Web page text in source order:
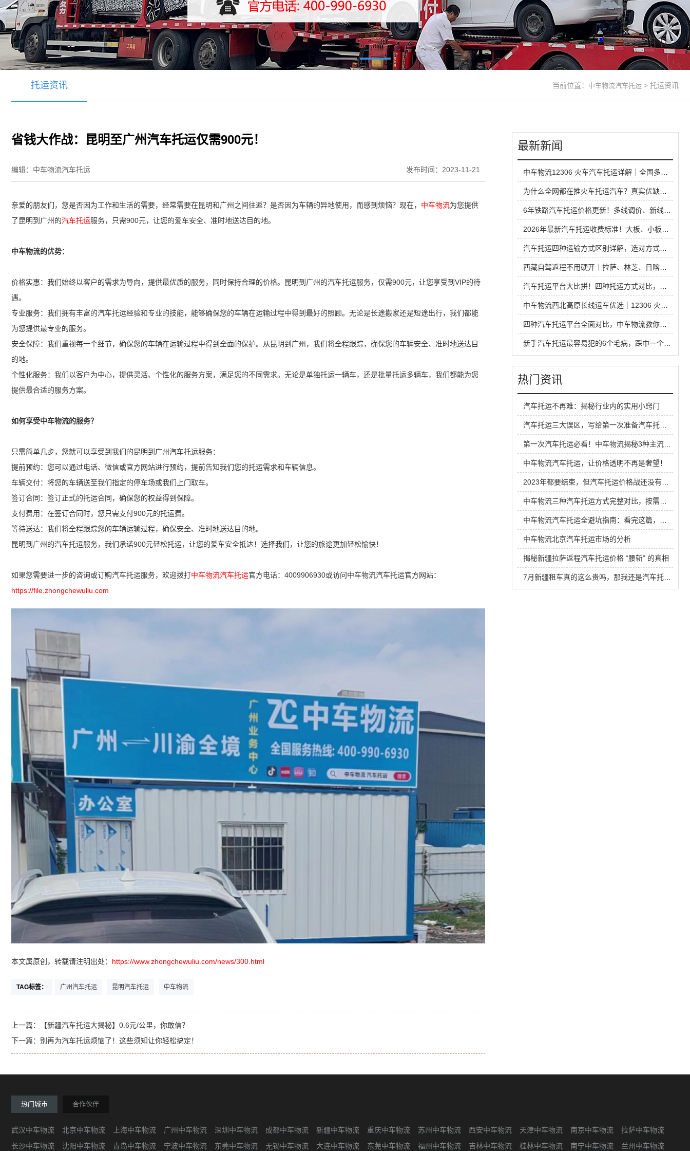
托运资讯 当前位置： 中车物流汽车托运 > 托运资讯
省钱大作战：昆明至广州汽车托运仅需900元！
编辑：中车物流汽车托运 发布时间：2023-11-21
亲爱的朋友们，您是否因为工作和生活的需要，经常需要在昆明和广州之间往返？是否因为车辆的异地使用，而感到烦恼？现在， 中车物流为您提供
了昆明到广州的汽车托运服务，只需900元，让您的爱车安全、准时地送达目的地。
中车物流的优势：
价格实惠：我们始终以客户的需求为导向，提供最优质的服务，同时保持合理的价格。昆明到广州的汽车托运服务，仅需900元，让您享受到VIP的待
遇。
专业服务：我们拥有丰富的汽车托运经验和专业的技能，能够确保您的车辆在运输过程中得到最好的照顾。无论是长途搬家还是短途出行，我们都能
为您提供最专业的服务。
安全保障：我们重视每一个细节，确保您的车辆在运输过程中得到全面的保护。从昆明到广州，我们将全程跟踪，确保您的车辆安全、准时地送达目
的地。
个性化服务：我们以客户为中心，提供灵活、个性化的服务方案，满足您的不同需求。无论是单独托运一辆车，还是批量托运多辆车，我们都能为您
提供最合适的服务方案。
如何享受中车物流的服务？
只需简单几步，您就可以享受到我们的昆明到广州汽车托运服务：
提前预约：您可以通过电话、微信或官方网站进行预约，提前告知我们您的托运需求和车辆信息。
车辆交付：将您的车辆送至我们指定的停车场或我们上门取车。
签订合同：签订正式的托运合同，确保您的权益得到保障。
支付费用：在签订合同时，您只需支付900元的托运费。
等待送达：我们将全程跟踪您的车辆运输过程，确保安全、准时地送达目的地。
昆明到广州的汽车托运服务，我们承诺900元轻松托运，让您的爱车安全抵达！选择我们，让您的旅途更加轻松愉快！
如果您需要进一步的咨询或订购汽车托运服务，欢迎拨打中车物流汽车托运官方电话：4009906930或访问中车物流汽车托运官方网站：
https://file.zhongchewuliu.com
本文属原创，转载请注明出处： https://www.zhongchewuliu.com/news/300.html
TAG标签： 广州汽车托运 昆明汽车托运 中车物流
上一篇：
【新疆汽车托运大揭秘】0.6元/公里，你敢信？
下一篇： 别再为汽车托运烦恼了！这些须知让你轻松搞定！
最新新闻
热门资讯
汽车托运不再难：揭秘行业内的实用小窍门
中车物流汽车托运，让价格透明不再是奢望！
中车物流北京汽车托运市场的分析
揭秘新疆拉萨返程汽车托运价格 “腰斩” 的真相
热门城市 合作伙伴
武汉中车物流 北京中车物流 上海中车物流 广州中车物流 深圳中车物流 成都中车物流 新疆中车物流 重庆中车物流 苏州中车物流 西安中车物流 天津中车物流 南京中车物流
拉萨中车物流
长沙中车物流
沈阳中车物流 青岛中车物流 宁波中车物流 东莞中车物流 无锡中车物流 大连中车物流 东莞中车物流 福州中车物流 吉林中车物流 桂林中车物流 南宁中车物流 兰州中车物流